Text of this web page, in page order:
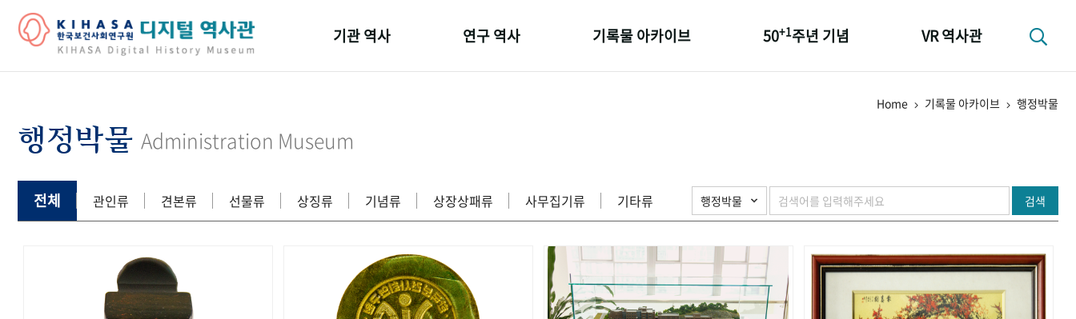
기관 역사
연구원 사람들
연구 역사
간행물 변천사
기록물 아카이브
영상 기록물
50+1주년 기념
세계와 함께 한 KIHASA
VR 역사관
Home 기록물 아카이브 행정박물
행정박물 Administration Museum
전체 관인류 견본류 선물류 상징류 기념류 상장상패류 사무집기류 기타류 검색